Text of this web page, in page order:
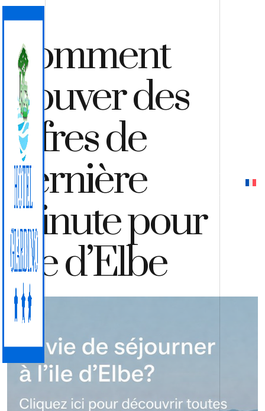
Comment
trouver des
offres de
dernière
minute pour
l’île d’Elbe